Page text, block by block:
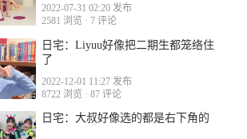
2022-07-31 02:20 发布
2581 浏览 · 7 评论
日宅：Liyuu好像把二期生都笼络住
了
2022-12-01 11:27 发布
8722 浏览 · 87 评论
日宅：大叔好像选的都是右下角的